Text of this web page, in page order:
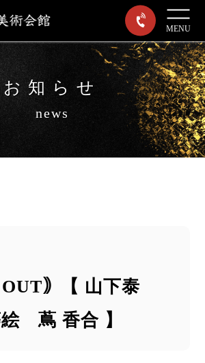
MENU
お知らせ
news
OUT｠【 山下泰
蔦 香合 】